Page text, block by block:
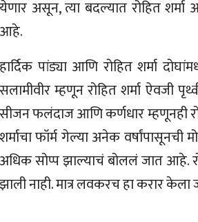
येणार असून, त्या बदल्यात रोहित
आहे.
हार्दिक पांड्या आणि रोहित शर्मा
सलामीवीर म्हणून रोहित शर्मा
सीजन फलंदाज आणि कर्णधार म्हणूनही
शर्माचा फॉर्म गेल्या अनेक
अधिक सोप्प झाल्याचं बोललं जात आहे.
झाली नाही. मात्र लवकरच हा करार